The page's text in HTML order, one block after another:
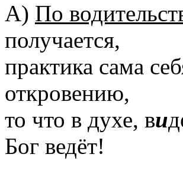
А) По
получается,
практика сама
откровению,
то что в духе, ви
Бог ведёт!